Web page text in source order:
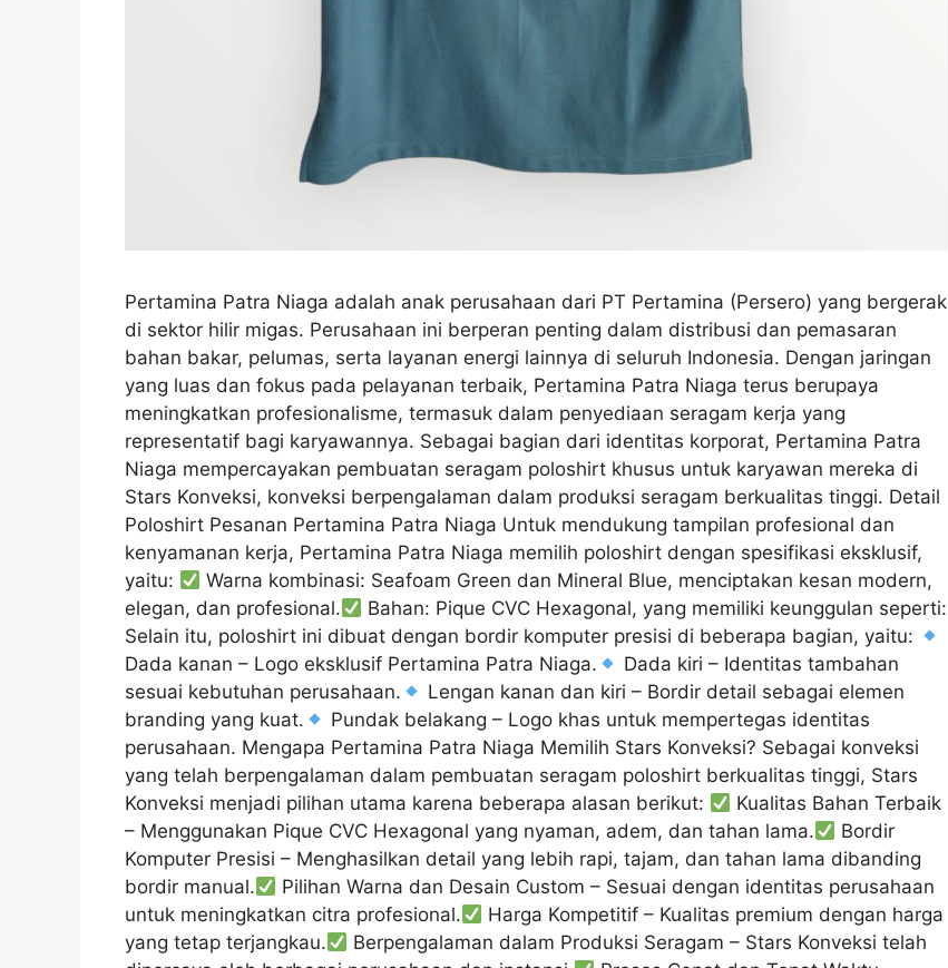
Pertamina Patra Niaga adalah anak perusahaan dari PT Pertamina (Persero) yang bergerak
di sektor hilir migas. Perusahaan ini berperan penting dalam distribusi dan pemasaran
bahan bakar, pelumas, serta layanan energi lainnya di seluruh Indonesia. Dengan jaringan
yang luas dan fokus pada pelayanan terbaik, Pertamina Patra Niaga terus berupaya
meningkatkan profesionalisme, termasuk dalam penyediaan seragam kerja yang
representatif bagi karyawannya. Sebagai bagian dari identitas korporat, Pertamina Patra
Niaga mempercayakan pembuatan seragam poloshirt khusus untuk karyawan mereka di
Stars Konveksi, konveksi berpengalaman dalam produksi seragam berkualitas tinggi. Detail
Poloshirt Pesanan Pertamina Patra Niaga Untuk mendukung tampilan profesional dan
kenyamanan kerja, Pertamina Patra Niaga memilih poloshirt dengan spesifikasi eksklusif,
yaitu:
Warna kombinasi: Seafoam Green dan Mineral Blue, menciptakan kesan modern,
elegan, dan profesional.
Bahan: Pique CVC Hexagonal, yang memiliki keunggulan seperti:
Selain itu, poloshirt ini dibuat dengan bordir komputer presisi di beberapa bagian, yaitu:
Dada kanan – Logo eksklusif Pertamina Patra Niaga.
Dada kiri – Identitas tambahan
sesuai kebutuhan perusahaan.
Lengan kanan dan kiri – Bordir detail sebagai elemen
branding yang kuat.
Pundak belakang – Logo khas untuk mempertegas identitas
perusahaan. Mengapa Pertamina Patra Niaga Memilih Stars Konveksi? Sebagai konveksi
yang telah berpengalaman dalam pembuatan seragam poloshirt berkualitas tinggi, Stars
Konveksi menjadi pilihan utama karena beberapa alasan berikut:
Kualitas Bahan Terbaik
– Menggunakan Pique CVC Hexagonal yang nyaman, adem, dan tahan lama.
Bordir
Komputer Presisi – Menghasilkan detail yang lebih rapi, tajam, dan tahan lama dibanding
bordir manual.
Pilihan Warna dan Desain Custom – Sesuai dengan identitas perusahaan
untuk meningkatkan citra profesional.
Harga Kompetitif – Kualitas premium dengan harga
yang tetap terjangkau.
Berpengalaman dalam Produksi Seragam – Stars Konveksi telah